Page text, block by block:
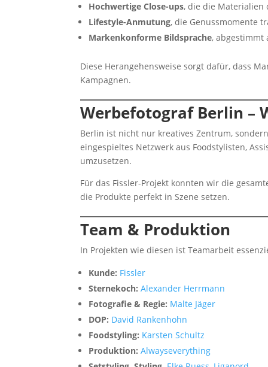
Hochwertige Close-ups, die die Materialien
Lifestyle-Anmutung, die Genussmomente
Markenkonforme Bildsprache, abgestimmt
Diese Herangehensweise sorgt dafür, dass
Kampagnen.
Werbefotograf Berlin –
Berlin ist nicht nur kreatives Zentrum,
eingespieltes Netzwerk aus Foodstylisten,
umzusetzen.
Für das Fissler-Projekt konnten wir die
die Produkte perfekt in Szene setzen.
Team & Produktion
In Projekten wie diesen ist Teamarbeit
Kunde: Fissler
Sternekoch: Alexander Herrmann
Fotografie & Regie: Malte Jäger
DOP: David Rankenhohn
Foodstyling: Karsten Schultz
Produktion: Alwayseverything